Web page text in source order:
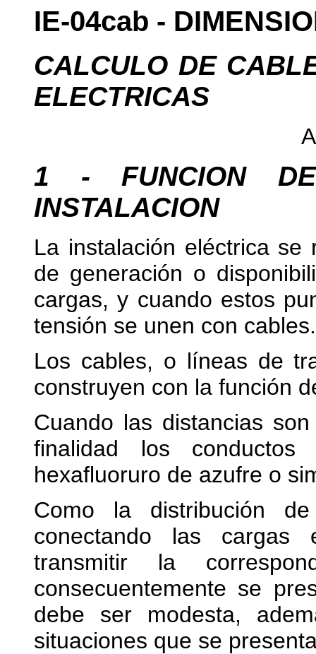
IE-04cab -
CALCULO DE
ELECTRICAS
1 - FUNCION
INSTALACION
La instalación eléctrica
de generación o
cargas, y cuando estos
tensión se unen con cables.
Los cables, o líneas de
construyen con la función
Cuando las distancias
finalidad los
hexafluoruro de azufre o
Como la distribución
conectando las cargas
transmitir la
consecuentemente se
debe ser modesta,
situaciones que se